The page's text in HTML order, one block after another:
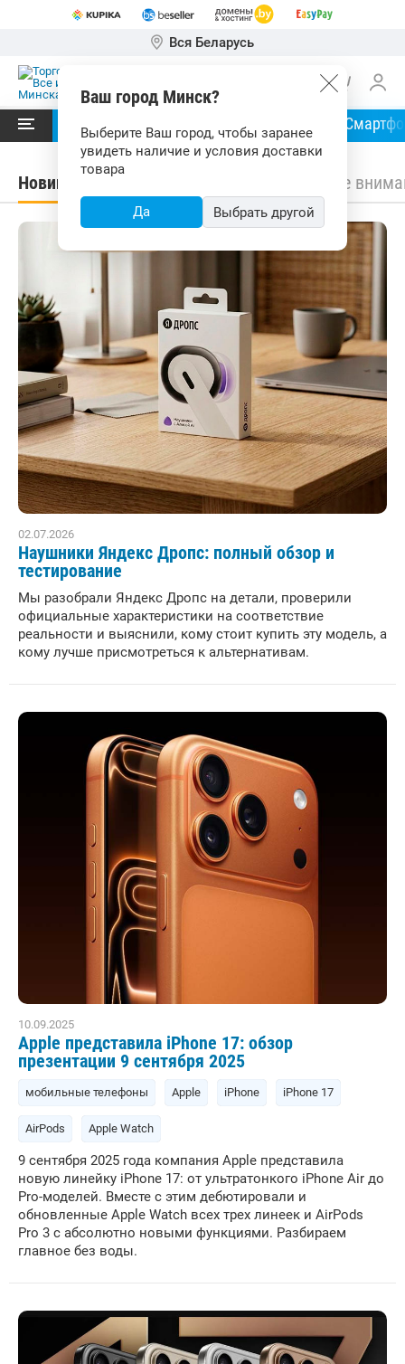
Вся Беларусь
Ваш город Минск?
Выберите Ваш город, чтобы заранее
увидеть наличие и условия доставки
товара
Да Выбрать другой
Читать в
Новинки Обзоры Обратите
02.07.2026
Наушники Яндекс Дропс: полный обзор и
тестирование
Мы разобрали Яндекс Дропс на детали, проверили
официальные характеристики на соответствие
реальности и выяснили, кому стоит купить эту модель, а
кому лучше присмотреться к альтернативам.
10.09.2025
Apple представила iPhone 17: обзор
презентации 9 сентября 2025
мобильные телефоны Apple iPhone iPhone 17
AirPods Apple Watch
9 сентября 2025 года компания Apple представила
новую линейку iPhone 17: от ультратонкого iPhone Air до
Pro-моделей. Вместе с этим дебютировали и
обновленные Apple Watch всех трех линеек и AirPods
Pro 3 с абсолютно новыми функциями. Разбираем
главное без воды.